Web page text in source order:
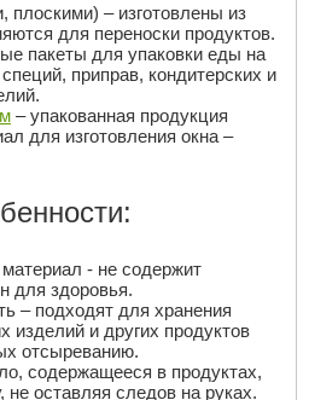
плоскими) – изготовлены из
для переноски продуктов.
пакеты для упаковки еды на
приправ, кондитерских и
– упакованная продукция
для изготовления окна –
- не содержит
для здоровья.
– подходят для хранения
изделий и других продуктов
отсыреванию.
содержащееся в продуктах,
не оставляя следов на руках.